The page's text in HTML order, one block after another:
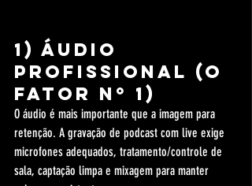
1) Áudio
profissional (o
fator nº 1)
O áudio é mais importante que a imagem para
retenção. A gravação de podcast com live exige
microfones adequados, tratamento/controle de
sala, captação limpa e mixagem para manter